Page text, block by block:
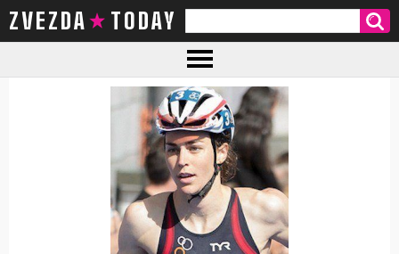
ZVEZDA TODAY